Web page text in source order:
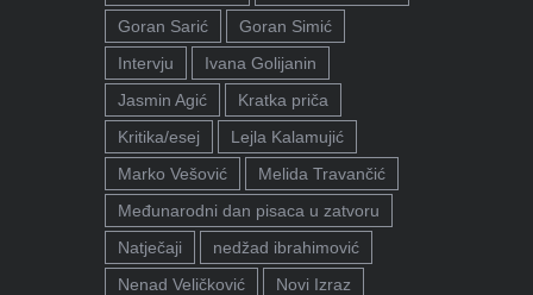
Goran Sarić
Goran Simić
Intervju
Ivana Golijanin
Jasmin Agić
Kratka priča
Kritika/esej
Lejla Kalamujić
Marko Vešović
Melida Travančić
Međunarodni dan pisaca u zatvoru
Natječaji
nedžad ibrahimović
Nenad Veličković
Novi Izraz